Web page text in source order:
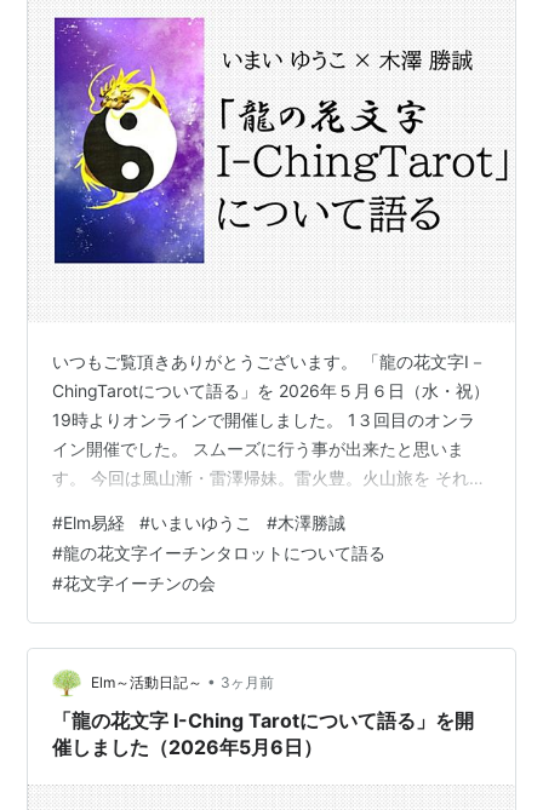
いつもご覧頂きありがとうございます。 「龍の花文字I－
ChingTarotについて語る」を 2026年５月６日（水・祝）
19時よりオンラインで開催しました。 1３回目のオンラ
イン開催でした。 スムーズに行う事が出来たと思いま
す。 今回は風山漸・雷澤帰妹。雷火豊。火山旅を それぞ
らはカードの絵柄の花文字に込めた意味を、 木澤先生か
らはそれぞれの卦の解説がされました。 毎回の4つのカ
ードの読み解きコーナーも健在です。 今回も読み解きし
て頂きました。 読み解きのコーナーも恒例の 大喜利みた
いな感じになってきていて 楽しんで行っています。 次回
は20…
#Elm易経 #いまいゆうこ #木澤勝誠
#龍の花文字イーチンタロットについて語る
#花文字イーチンの会
Elm～活動日記～ • 3ヶ月前
「龍の花文字 I-Ching Tarotについて語る」を開
催しました（2026年5月6日）